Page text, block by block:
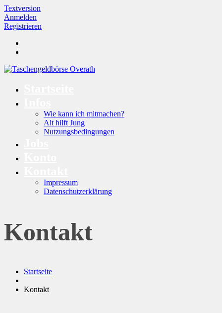
Textversion
Anmelden
Registrieren
Wie kann ich mitmachen?
Alt hilft Jung
Nutzungsbedingungen
Impressum
Datenschutzerklärung
Kontakt
Startseite
Kontakt